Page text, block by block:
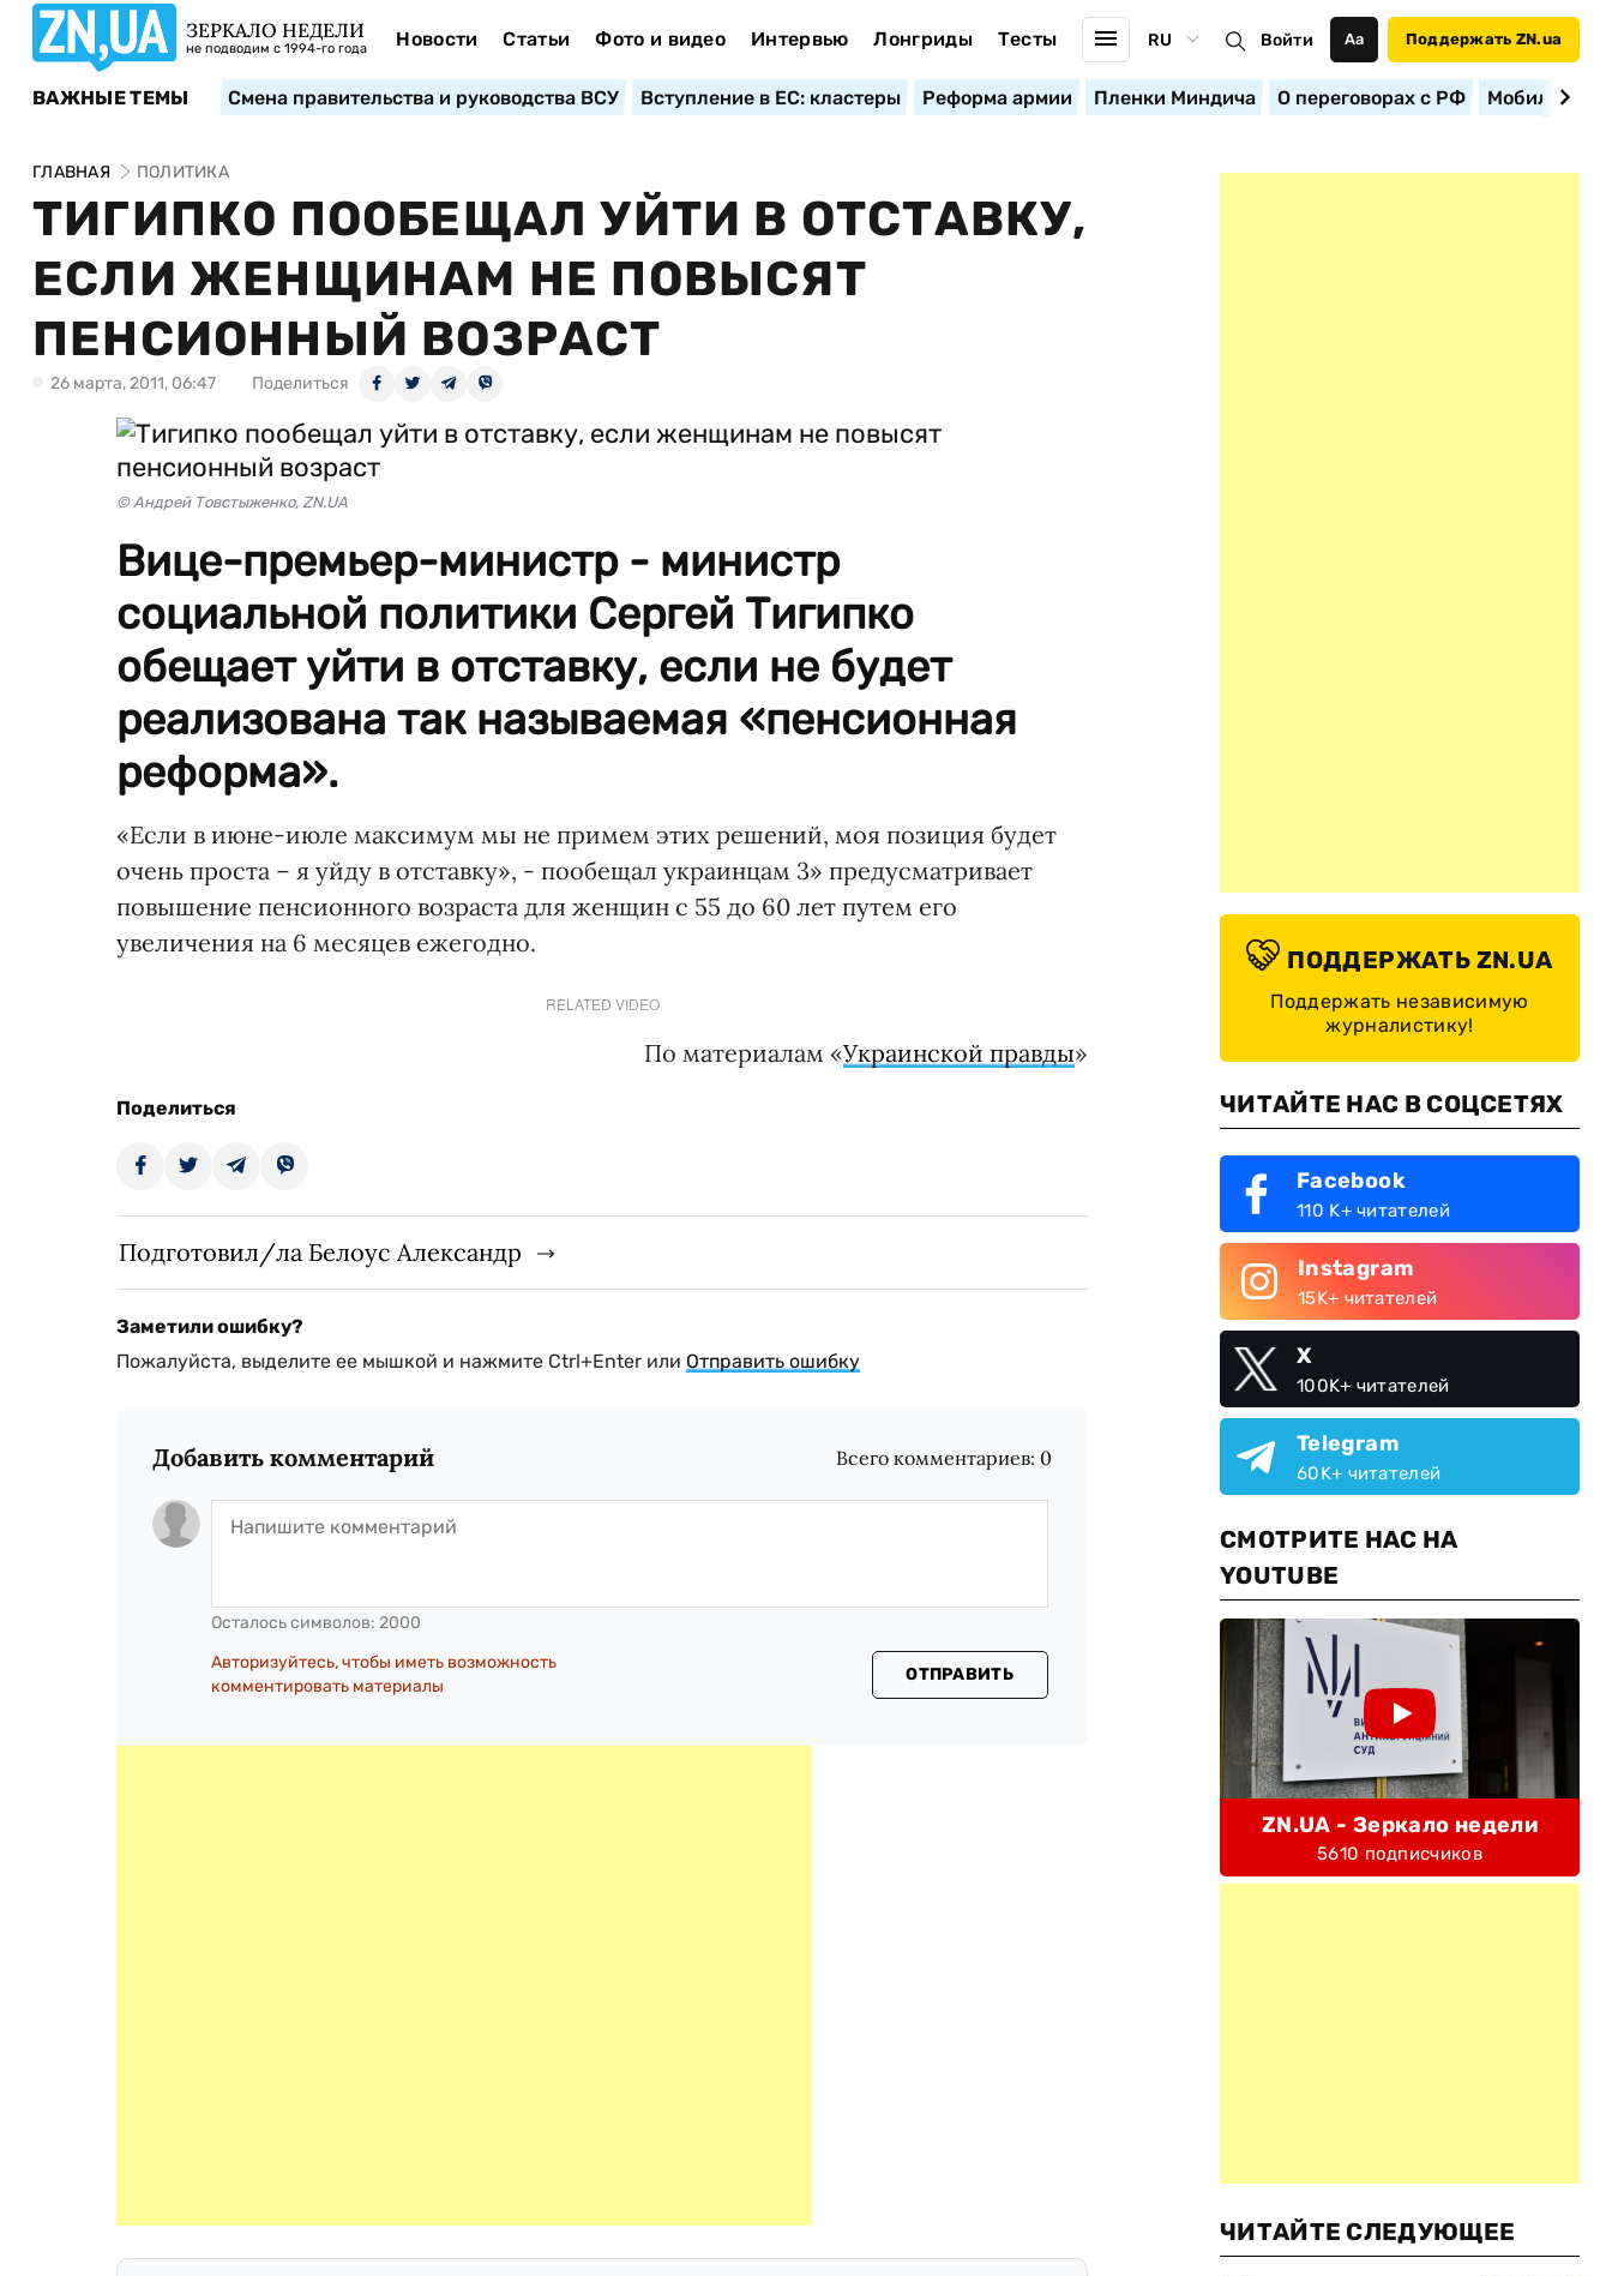
ЗЕРКАЛО НЕДЕЛИ
не подводим с 1994-го года Новости Статьи Фото и видео Интервью Лонгриды Тесты RU Войти Аа Поддержать ZN.ua
ВАЖНЫЕ ТЕМЫ Смена правительства и руководства ВСУ Вступление в ЕС: кластеры Реформа армии Пленки Миндича О переговорах с РФ
ГЛАВНАЯ ПОЛИТИКА
ТИГИПКО ПООБЕЩАЛ УЙТИ В ОТСТАВКУ,
ЕСЛИ ЖЕНЩИНАМ НЕ ПОВЫСЯТ
ПЕНСИОННЫЙ ВОЗРАСТ
26 марта, 2011, 06:47 Поделиться
© Андрей Товстыженко, ZN.UA
Вице-премьер-министр - министр
социальной политики Сергей Тигипко
обещает уйти в отставку, если не будет
реализована так называемая «пенсионная
реформа».
«Если в июне-июле максимум мы не примем этих решений, моя позиция будет
очень проста – я уйду в отставку», - пообещал украинцам 3» предусматривает
повышение пенсионного возраста для женщин с 55 до 60 лет путем его
увеличения на 6 месяцев ежегодно.
RELATED VIDEO
По материалам «Украинской правды»
Поделиться
Подготовил/ла Белоус Александр
Заметили ошибку?
Пожалуйста, выделите ее мышкой и нажмите Ctrl+Enter или Отправить ошибку
Добавить комментарий Всего комментариев: 0
Осталось символов: 2000
Авторизуйтесь, чтобы иметь возможность
комментировать материалы
ОТПРАВИТЬ
ПОДДЕРЖАТЬ ZN.UA
Поддержать независимую
журналистику!
ЧИТАЙТЕ НАС В СОЦСЕТЯХ
Facebook
110 K+ читателей
Instagram
15K+ читателей
X
100K+ читателей
Telegram
60K+ читателей
СМОТРИТЕ НАС НА
YOUTUBE
ZN.UA - Зеркало недели
5610 подписчиков
ЧИТАЙТЕ СЛЕДУЮЩЕЕ